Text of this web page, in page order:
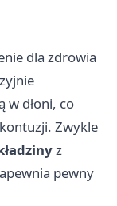
dla zdrowia
w dłoni, co
Zwykle
z
pewny